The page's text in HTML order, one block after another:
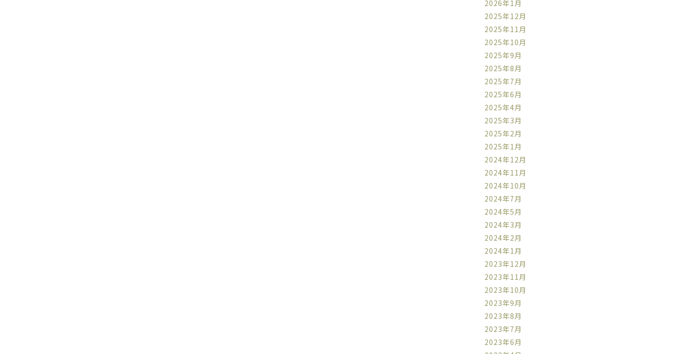
2026年1月
2025年12月
2025年11月
2025年10月
2025年9月
2025年8月
2025年7月
2025年6月
2025年4月
2025年3月
2025年2月
2025年1月
2024年12月
2024年11月
2024年10月
2024年7月
2024年5月
2024年3月
2024年2月
2024年1月
2023年12月
2023年11月
2023年10月
2023年9月
2023年8月
2023年7月
2023年6月